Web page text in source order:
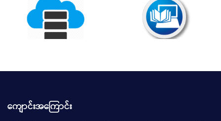
ကျောင်းအကြောင်း